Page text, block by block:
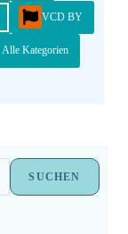
VCD BY
Alle Kategorien
SUCHEN